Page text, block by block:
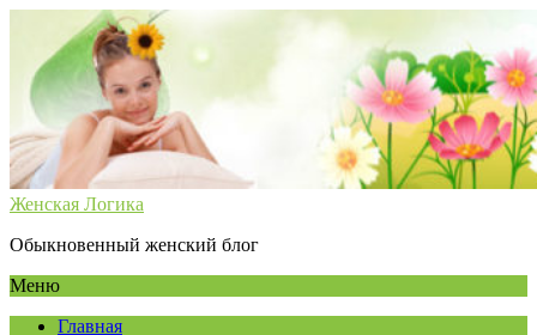
Женская Логика
Обыкновенный женский блог
Меню
Главная